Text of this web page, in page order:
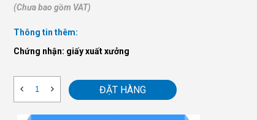
(Chưa bao gồm VAT)
Thông tin thêm:
Chứng nhận: giấy xuất xưởng
ĐẶT HÀNG